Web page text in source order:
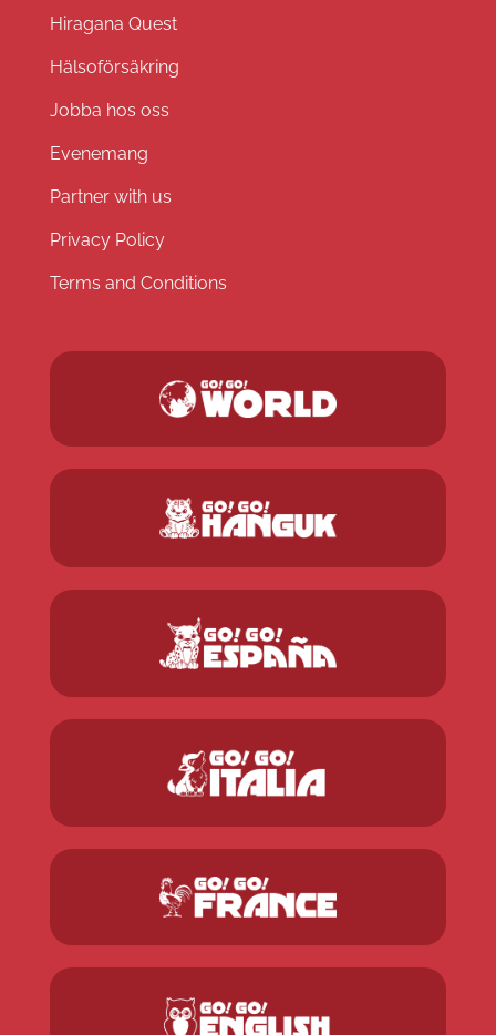
Hiragana Quest
Hälsoförsäkring
Jobba hos oss
Evenemang
Partner with us
Privacy Policy
Terms and Conditions